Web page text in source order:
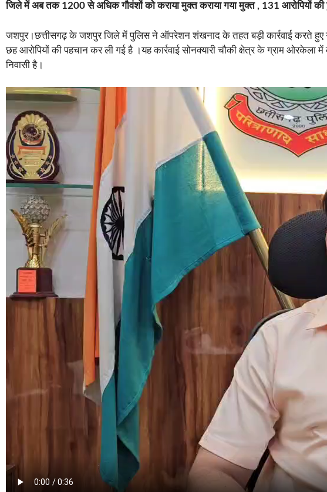
जिले में अब तक 1200 से अधिक गौवंशों को कराया मुक्त कराया गया मुक्त , 131 आरोपियों की
जशपुर।छत्तीसगढ़ के जशपुर जिले में पुलिस ने ऑपरेशन शंखनाद के तहत बड़ी कार्रवाई करते हुए
छह आरोपियों की पहचान कर ली गई है ।यह कार्रवाई सोनक्यारी चौकी क्षेत्र के ग्राम
निवासी है।